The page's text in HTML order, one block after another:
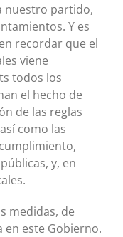
nuestro partido,
Y es
recordar que el
viene
todos los
el hecho de
de las reglas
como las
y, en
medidas, de
en este Gobierno.